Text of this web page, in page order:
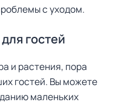
с уходом.
гостей
и растения, пора
гостей. Вы можете
маленьких